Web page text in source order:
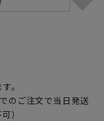
。
のご注文で当日発送
）